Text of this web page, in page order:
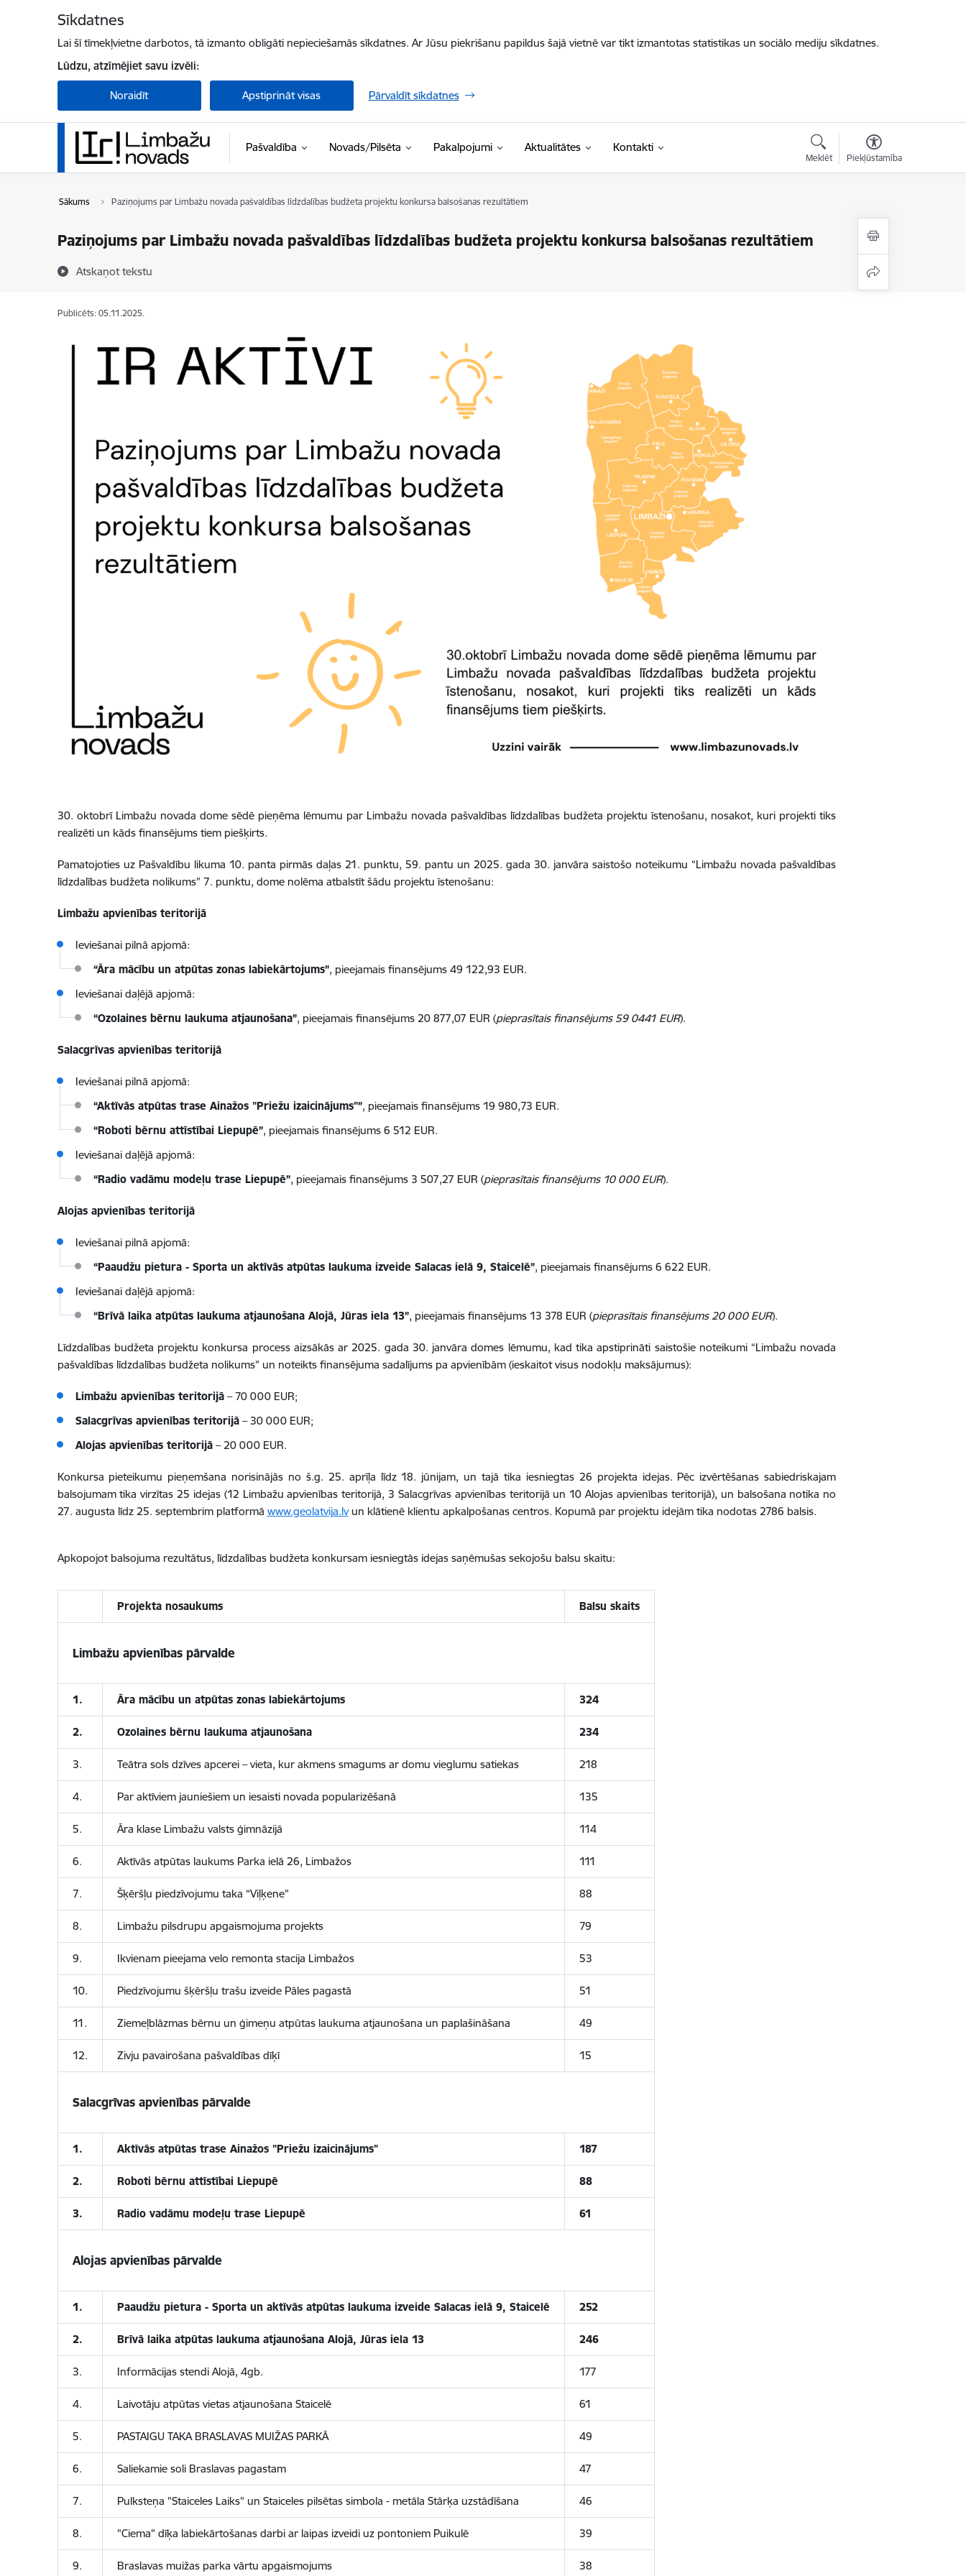
Sīkdatnes
Lai šī tīmekļvietne darbotos, tā izmanto obligāti nepieciešamās sīkdatnes. Ar Jūsu piekrišanu papildus šajā vietnē var tikt izmantotas statistikas un sociālo mediju sīkdatnes.
Lūdzu, atzīmējiet savu izvēli:
Noraidīt Apstiprināt visas Pārvaldīt sīkdatnes
Pašvaldība Novads/Pilsēta Pakalpojumi Aktualitātes Kontakti
Meklēt Piekļūstamība
Sākums Paziņojums par Limbažu novada pašvaldības līdzdalības budžeta projektu konkursa balsošanas rezultātiem
Paziņojums par Limbažu novada pašvaldības līdzdalības budžeta projektu konkursa balsošanas rezultātiem
Atskaņot tekstu
Publicēts: 05.11.2025.
30. oktobrī Limbažu novada dome sēdē pieņēma lēmumu par Limbažu novada pašvaldības līdzdalības budžeta projektu īstenošanu, nosakot, kuri projekti tiks
realizēti un kāds finansējums tiem piešķirts.
Pamatojoties uz Pašvaldību likuma 10. panta pirmās daļas 21. punktu, 59. pantu un 2025. gada 30. janvāra saistošo noteikumu “Limbažu novada pašvaldības
līdzdalības budžeta nolikums” 7. punktu, dome nolēma atbalstīt šādu projektu īstenošanu:
Limbažu apvienības teritorijā
Ieviešanai pilnā apjomā:
“Āra mācību un atpūtas zonas labiekārtojums”, pieejamais finansējums 49 122,93 EUR.
Ieviešanai daļējā apjomā:
“Ozolaines bērnu laukuma atjaunošana”, pieejamais finansējums 20 877,07 EUR (pieprasītais finansējums 59 0441 EUR).
Salacgrīvas apvienības teritorijā
Ieviešanai pilnā apjomā:
“Aktīvās atpūtas trase Ainažos "Priežu izaicinājums"”, pieejamais finansējums 19 980,73 EUR.
“Roboti bērnu attīstībai Liepupē”, pieejamais finansējums 6 512 EUR.
Ieviešanai daļējā apjomā:
“Radio vadāmu modeļu trase Liepupē”, pieejamais finansējums 3 507,27 EUR (pieprasītais finansējums 10 000 EUR).
Alojas apvienības teritorijā
Ieviešanai pilnā apjomā:
“Paaudžu pietura - Sporta un aktīvās atpūtas laukuma izveide Salacas ielā 9, Staicelē”, pieejamais finansējums 6 622 EUR.
Ieviešanai daļējā apjomā:
“Brīvā laika atpūtas laukuma atjaunošana Alojā, Jūras iela 13”, pieejamais finansējums 13 378 EUR (pieprasītais finansējums 20 000 EUR).
Līdzdalības budžeta projektu konkursa process aizsākās ar 2025. gada 30. janvāra domes lēmumu, kad tika apstiprināti saistošie noteikumi “Limbažu novada
pašvaldības līdzdalības budžeta nolikums” un noteikts finansējuma sadalījums pa apvienībām (ieskaitot visus nodokļu maksājumus):
Limbažu apvienības teritorijā– 70 000 EUR;
Salacgrīvas apvienības teritorijā– 30 000 EUR;
Alojas apvienības teritorijā– 20 000 EUR.
Konkursa pieteikumu pieņemšana norisinājās no š.g. 25. aprīļa līdz 18. jūnijam, un tajā tika iesniegtas 26 projekta idejas. Pēc izvērtēšanas sabiedriskajam
balsojumam tika virzītas 25 idejas (12 Limbažu apvienības teritorijā, 3 Salacgrīvas apvienības teritorijā un 10 Alojas apvienības teritorijā), un balsošana notika no
27. augusta līdz 25. septembrim platformā www.geolatvija.lvun klātienē klientu apkalpošanas centros. Kopumā par projektu idejām tika nodotas 2786 balsis.
Apkopojot balsojuma rezultātus, līdzdalības budžeta konkursam iesniegtās idejas saņēmušas sekojošu balsu skaitu:
Projekta nosaukums Balsu skaits
Limbažu apvienības pārvalde
1. Āra mācību un atpūtas zonas labiekārtojums 324
2. Ozolaines bērnu laukuma atjaunošana 234
3. Teātra sols dzīves apcerei – vieta, kur akmens smagums ar domu vieglumu satiekas 218
4. Par aktīviem jauniešiem un iesaisti novada popularizēšanā 135
5. Āra klase Limbažu valsts ģimnāzijā 114
6. Aktīvās atpūtas laukums Parka ielā 26, Limbažos 111
7. Šķēršļu piedzīvojumu taka “Viļķene” 88
8. Limbažu pilsdrupu apgaismojuma projekts 79
9. Ikvienam pieejama velo remonta stacija Limbažos 53
10. Piedzīvojumu šķēršļu trašu izveide Pāles pagastā 51
11. Ziemeļblāzmas bērnu un ģimeņu atpūtas laukuma atjaunošana un paplašināšana 49
12. Zivju pavairošana pašvaldības dīķī 15
Salacgrīvas apvienības pārvalde
1. Aktīvās atpūtas trase Ainažos "Priežu izaicinājums" 187
2. Roboti bērnu attīstībai Liepupē 88
3. Radio vadāmu modeļu trase Liepupē 61
Alojas apvienības pārvalde
1. Paaudžu pietura - Sporta un aktīvās atpūtas laukuma izveide Salacas ielā 9, Staicelē 252
2. Brīvā laika atpūtas laukuma atjaunošana Alojā, Jūras iela 13 246
3. Informācijas stendi Alojā, 4gb. 177
4. Laivotāju atpūtas vietas atjaunošana Staicelē 61
5. PASTAIGU TAKA BRASLAVAS MUIŽAS PARKĀ 49
6. Saliekamie soli Braslavas pagastam 47
7. Pulksteņa "Staiceles Laiks" un Staiceles pilsētas simbola - metāla Stārķa uzstādīšana 46
8. "Ciema" dīķa labiekārtošanas darbi ar laipas izveidi uz pontoniem Puikulē 39
9. Braslavas muižas parka vārtu apgaismojums 38